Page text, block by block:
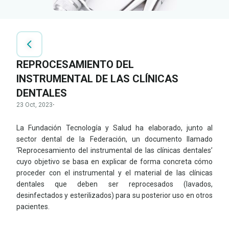
REPROCESAMIENTO DEL
INSTRUMENTAL DE LAS CLÍNICAS
DENTALES
23 Oct, 2023·
La Fundación Tecnología y Salud ha elaborado, junto al
sector dental de la Federación, un documento llamado
‘Reprocesamiento del instrumental de las clínicas dentales’
cuyo objetivo se basa en explicar de forma concreta cómo
proceder con el instrumental y el material de las clínicas
dentales que deben ser reprocesados (lavados,
desinfectados y esterilizados) para su posterior uso en otros
pacientes.